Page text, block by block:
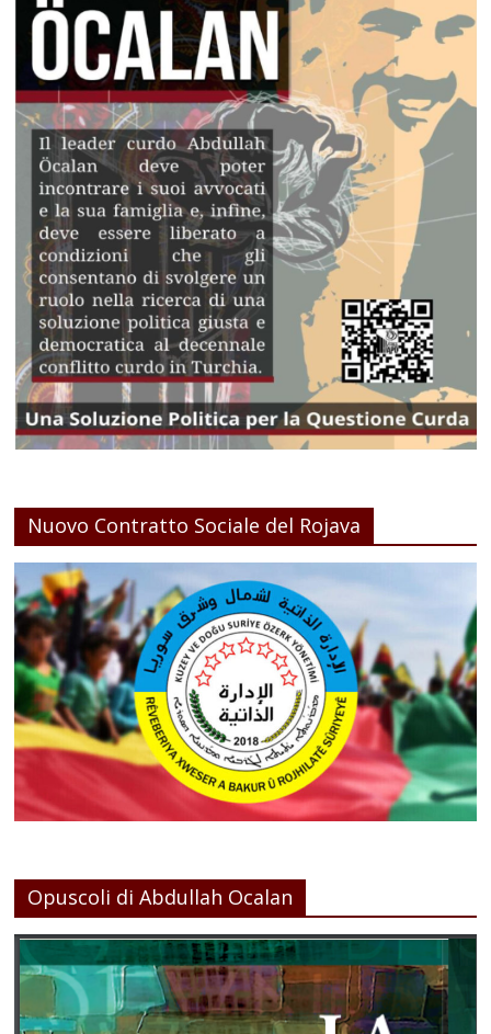
Nuovo Contratto Sociale del Rojava
Opuscoli di Abdullah Ocalan